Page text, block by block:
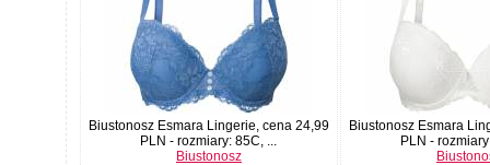
Biustonosz Esmara Lingerie, cena 24,99
PLN - rozmiary: 85C, ...
Biustonosz
Biustonosz Esmara
PLN -